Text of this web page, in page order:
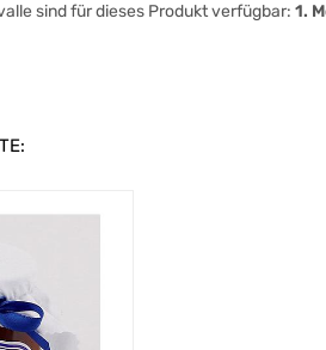
sind für dieses Produkt verfügbar:1.